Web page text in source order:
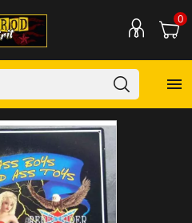
0
